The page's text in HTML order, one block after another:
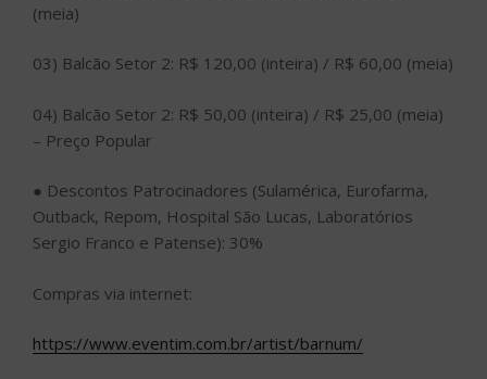
(meia)
03) Balcão Setor 2: R$ 120,00 (inteira) / R$ 60,00 (meia)
04) Balcão Setor 2: R$ 50,00 (inteira) / R$ 25,00 (meia)
– Preço Popular
● Descontos Patrocinadores (Sulamérica, Eurofarma,
Outback, Repom, Hospital São Lucas, Laboratórios
Sergio Franco e Patense): 30%
Compras via internet:
https://www.eventim.com.br/artist/barnum/